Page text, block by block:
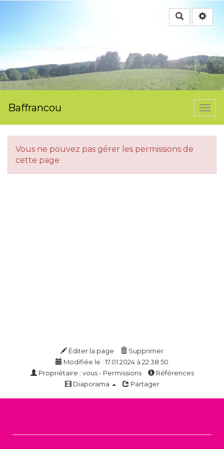
Rechercher
Baffrancou
Vous ne pouvez pas gérer les permissions de
cette page
Éditer la page
Supprimer
Modifiée le : 17.01.2024 à 22:38:50
Propriétaire : vous - Permissions
Références
Diaporama
Partager